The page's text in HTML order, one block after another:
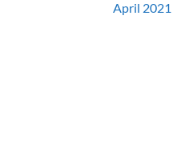
April 2021